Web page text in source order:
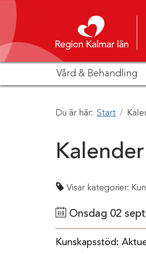
Hoppa till innehåll
Vård & Behandling
Du är här: Start
Kalender
Visar kategorier:
Onsdag 02
Kunskapsstöd: